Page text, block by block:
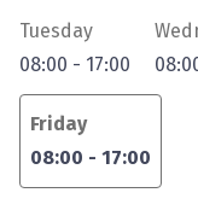
Tuesday
08:00 - 17:00
Friday
08:00 - 17:00